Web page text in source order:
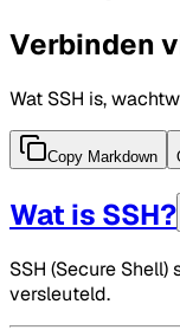
Verbinden
Wat SSH is,
Copy Markdown
Wat is SSH?
SSH (Secure
versleuteld.